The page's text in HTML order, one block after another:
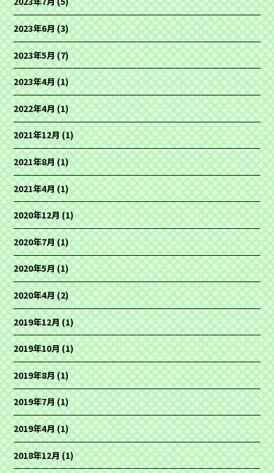
2023年6月(3)
2023年5月(7)
2023年4月(1)
2022年4月(1)
2021年12月(1)
2021年8月(1)
2021年4月(1)
2020年12月(1)
2020年7月(1)
2020年5月(1)
2020年4月(2)
2019年12月(1)
2019年10月(1)
2019年8月(1)
2019年7月(1)
2019年4月(1)
2018年12月(1)